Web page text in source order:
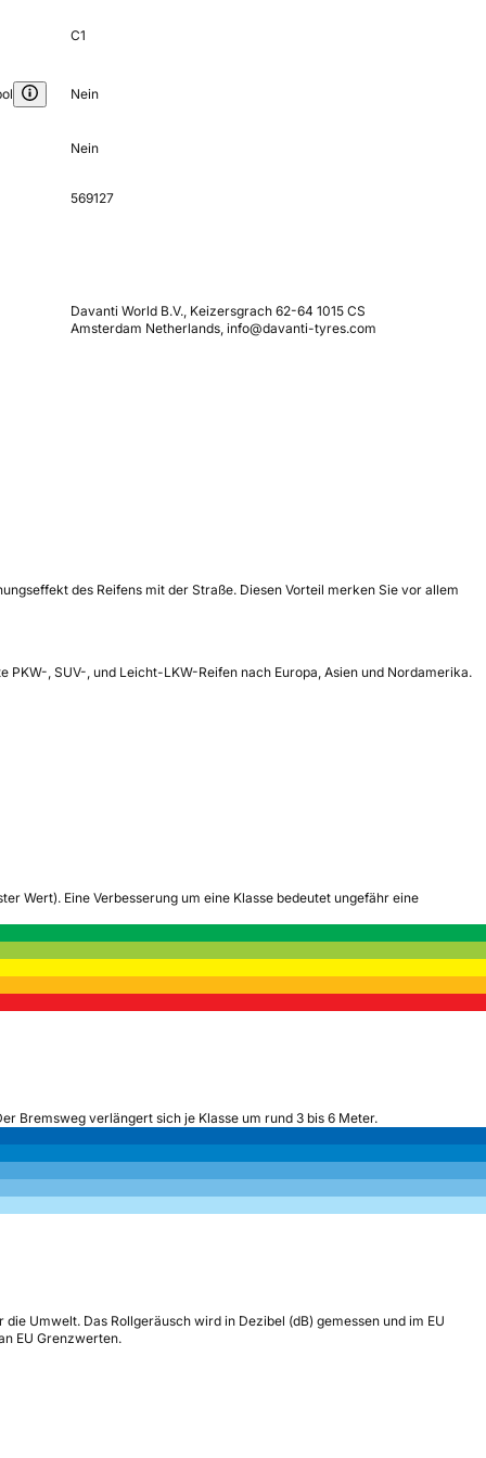
C1
Nein
Nein
569127
Davanti World B.V., Keizersgrach 62-64 1015 CS
Amsterdam Netherlands, info@davanti-tyres.com
des Reifens mit der Straße. Diesen Vorteil merken Sie vor allem
, SUV-, und Leicht-LKW-Reifen nach Europa, Asien und Nordamerika.
Wert). Eine Verbesserung um eine Klasse bedeutet ungefähr eine
Bremsweg verlängert sich je Klasse um rund 3 bis 6 Meter.
Umwelt. Das Rollgeräusch wird in Dezibel (dB) gemessen und im EU
EU Grenzwerten.